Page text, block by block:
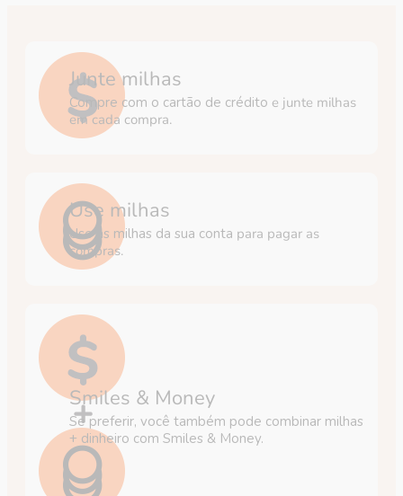
Junte milhas
Compre com o cartão de crédito e junte milhas
em cada compra.
Use milhas
Use as milhas da sua conta para pagar as
compras.
Smiles & Money
Se preferir, você também pode combinar milhas
+ dinheiro com Smiles & Money.